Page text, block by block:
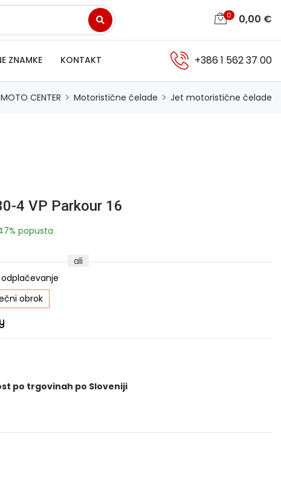
0 0,00 €
ZNAMKE KONTAKT +386 1 562 37 00
CENTER Motoristične čelade Jet motoristične čelade
4 VP Parkour 16
popusta
ali
obrok
po trgovinah po Sloveniji